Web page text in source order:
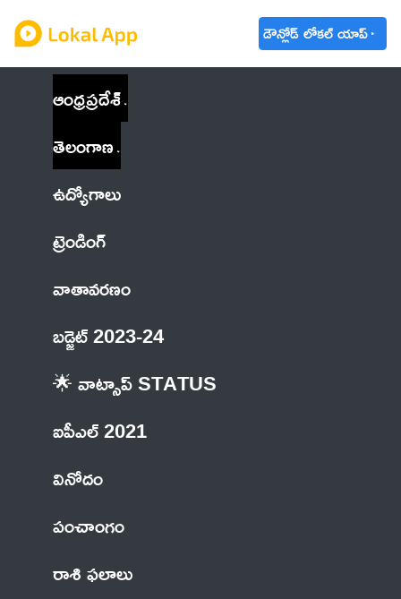
డౌన్లోడ్ లోకల్ యాప్
ఆంధ్రప్రదేశ్
తెలంగాణ
ఉద్యోగాలు
ట్రెండింగ్
వాతావరణం
బడ్జెట్ 2023-24
🌟 వాట్సాప్ STATUS
ఐపీఎల్ 2021
వినోదం
పంచాంగం
రాశి ఫలాలు